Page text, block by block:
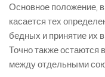
Основное положение,
касается тех
бедных и принятие их
Точно также
между отдельными